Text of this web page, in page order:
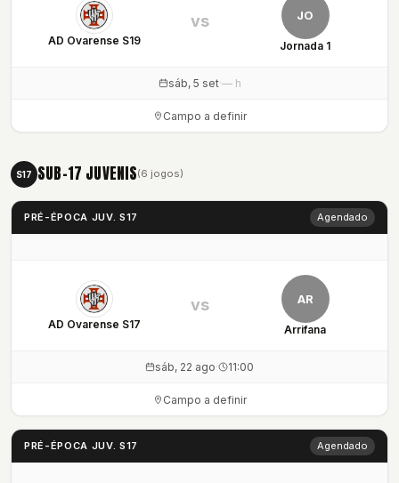
AD Ovarense S19
JO
Jornada 1
vs
sáb, 5 set·— h
Campo a definir
S17 SUB-17 JUVENIS(6 jogos)
PRÉ-ÉPOCA JUV. S17 Agendado
AD Ovarense S17
AR
Arrifana
vs
sáb, 22 ago· 11:00
Campo a definir
PRÉ-ÉPOCA JUV. S17 Agendado